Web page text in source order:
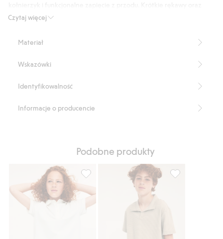
Czytaj więcej
rozcięcia po obu stronach u dołu zapewniają większą swobodę
połączyć ze strojem rodzeństwa.
Klasyczny kołnierzyk.
Krótkie rękawy.
Produkt zawiera 100% bawełny ekologicznej.
Numer artykułu
:
Materiał
Wskazówki
Identyfikowalność
Informacje o producencie
Podobne produkty
Koszulka polo, Dodaj do listy ulubione